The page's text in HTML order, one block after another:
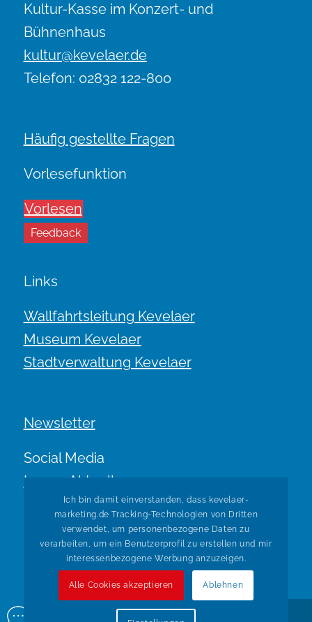
Kultur-Kasse im Konzert- und
Bühnenhaus
kultur@kevelaer.de
Telefon: 02832 122-800
Häufig gestellte Fragen
Vorlesefunktion
Vorlesen
Feedback
Links
Wallfahrtsleitung Kevelaer
Museum Kevelaer
Stadtverwaltung Kevelaer
Newsletter
Social Media
Immer Aktuell.
Ich bin damit einverstanden, dass kevelaer-
marketing.de Tracking-Technologien von Dritten
verwendet, um personenbezogene Daten zu
verarbeiten, um ein Benutzerprofil zu erstellen und mir
interessenbezogene Werbung anzuzeigen.
Alle Cookies akzeptieren Ablehnen